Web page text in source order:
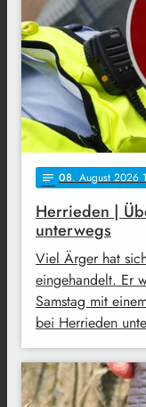
notes 08. August 2026
Herrieden |
unterwegs
Viel Ärger hat
eingehandelt. Er
Samstag mit
bei Herrieden